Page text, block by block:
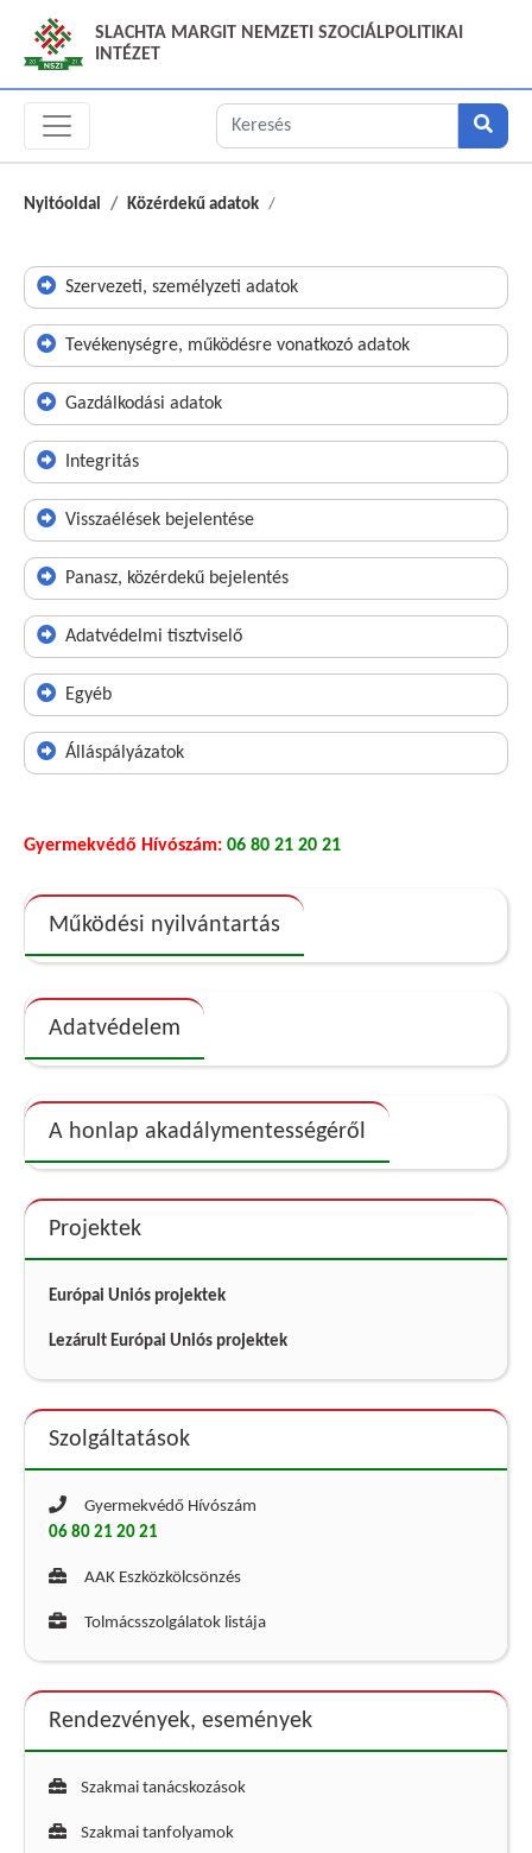
SLACHTA MARGIT NEMZETI SZOCIÁLPOLITIKAI
INTÉZET
Nyitóoldal Közérdekű adatok
Szervezeti, személyzeti adatok
Tevékenységre, működésre vonatkozó adatok
Gazdálkodási adatok
Integritás
Visszaélések bejelentése
Panasz, közérdekű bejelentés
Adatvédelmi tisztviselő
Egyéb
Álláspályázatok
Gyermekvédő Hívószám: 06 80 21 20 21
Működési nyilvántartás
Adatvédelem
A honlap akadálymentességéről
Projektek
Európai Uniós projektek
Lezárult Európai Uniós projektek
Szolgáltatások
Gyermekvédő Hívószám
06 80 21 20 21
AAK Eszközkölcsönzés
Tolmácsszolgálatok listája
Rendezvények, események
Szakmai tanácskozások
Szakmai tanfolyamok